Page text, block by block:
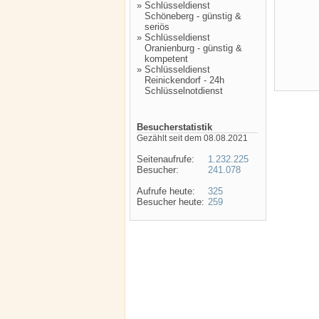
» Schlüsseldienst
Schöneberg - günstig &
seriös
» Schlüsseldienst
Oranienburg - günstig &
kompetent
» Schlüsseldienst
Reinickendorf - 24h
Schlüsselnotdienst
Besucherstatistik
Gezählt seit dem 08.08.2021
Seitenaufrufe:
Besucher:
Aufrufe heute:
Besucher heute:
1.232.225
241.078
325
259